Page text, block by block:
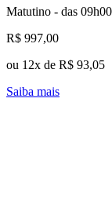
Matutino - das
R$ 997,00
ou 12x de R$ 93,05
Saiba mais